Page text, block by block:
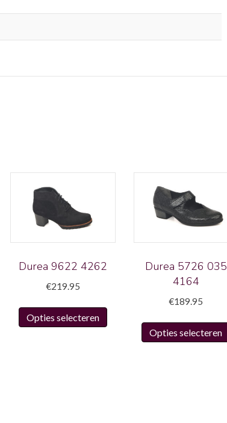
Durea 9622 4262
€219.95
Opties selecteren
Dit
product
Durea 5726 035
4164
€189.95
Opties selecteren